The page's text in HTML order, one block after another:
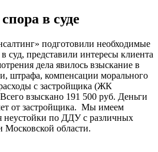
в суде
подготовили необходимые
суд, представили интересы клиента
дела явилось взыскание в
штрафа, компенсации морального
с застройщика (ЖК
взыскано 191 500 руб. Деньги
от застройщика. Мы имеем
неустойки по ДДУ с различных
Московской области.